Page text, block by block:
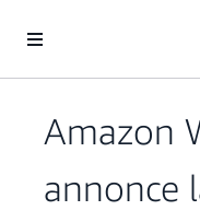
Amazon
annonce